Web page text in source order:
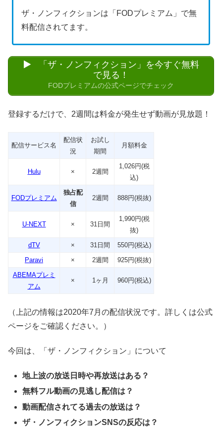
ザ・ノンフィクションは「FODプレミアム」で無
料配信されてます。
「ザ・ノンフィクション」を今すぐ無料
で見る！
FODプレミアムの公式ページでチェック
登録するだけで、2週間は料金が発生せず動画が見放題！
配信サービス名
配信状
況
お試し
期間
月額料金
Hulu × 2週間
1,026円(税
込)
FODプレミアム
独占配
信
2週間 888円(税抜)
U-NEXT × 31日間
1,990円(税
抜)
dTV
× 31日間
550円(税込)
Paravi
× 2週間
925円(税抜)
ABEMAプレミ
アム
× 1ヶ月 960円(税込)
（上記の情報は2020年7月の配信状況です。詳しくは公式
ページをご確認ください。）
今回は、「ザ・ノンフィクション」について
地上波の放送日時や再放送はある？
無料フル動画の見逃し配信は？
動画配信されてる過去の放送は？
ザ・ノンフィクションSNSの反応は？